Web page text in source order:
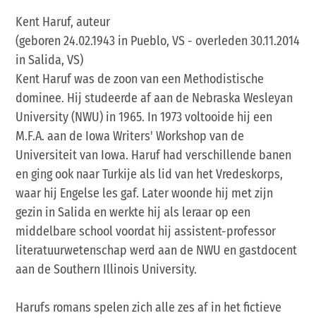
Kent Haruf, auteur
(geboren 24.02.1943 in Pueblo, VS - overleden 30.11.2014
in Salida, VS)
Kent Haruf was de zoon van een Methodistische
dominee. Hij studeerde af aan de Nebraska Wesleyan
University (NWU) in 1965. In 1973 voltooide hij een
M.F.A. aan de Iowa Writers' Workshop van de
Universiteit van Iowa. Haruf had verschillende banen
en ging ook naar Turkije als lid van het Vredeskorps,
waar hij Engelse les gaf. Later woonde hij met zijn
gezin in Salida en werkte hij als leraar op een
middelbare school voordat hij assistent-professor
literatuurwetenschap werd aan de NWU en gastdocent
aan de Southern Illinois University.
Harufs romans spelen zich alle zes af in het fictieve